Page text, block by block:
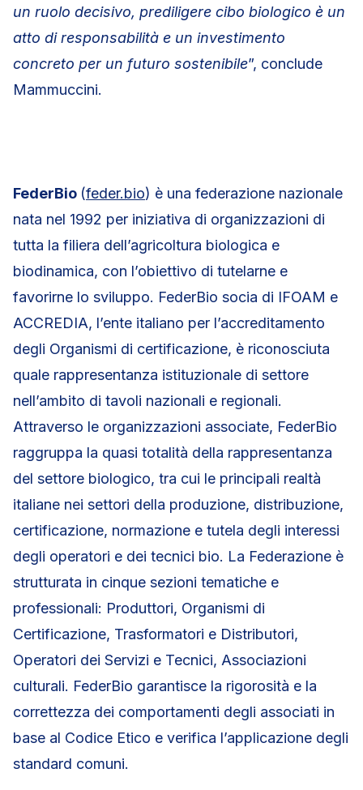
un ruolo decisivo, prediligere cibo biologico è un
atto di responsabilità e un investimento
concreto per un futuro sostenibile”, conclude
Mammuccini.
FederBio (feder.bio) è una federazione nazionale
nata nel 1992 per iniziativa di organizzazioni di
tutta la filiera dell’agricoltura biologica e
biodinamica, con l’obiettivo di tutelarne e
favorirne lo sviluppo. FederBio socia di IFOAM e
ACCREDIA, l’ente italiano per l’accreditamento
degli Organismi di certificazione, è riconosciuta
quale rappresentanza istituzionale di settore
nell’ambito di tavoli nazionali e regionali.
Attraverso le organizzazioni associate, FederBio
raggruppa la quasi totalità della rappresentanza
del settore biologico, tra cui le principali realtà
italiane nei settori della produzione, distribuzione,
certificazione, normazione e tutela degli interessi
degli operatori e dei tecnici bio. La Federazione è
strutturata in cinque sezioni tematiche e
professionali: Produttori, Organismi di
Certificazione, Trasformatori e Distributori,
Operatori dei Servizi e Tecnici, Associazioni
culturali. FederBio garantisce la rigorosità e la
correttezza dei comportamenti degli associati in
base al Codice Etico e verifica l’applicazione degli
standard comuni.